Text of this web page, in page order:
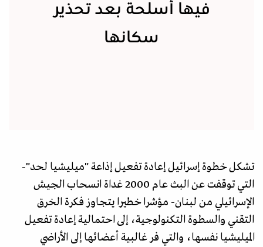
فيها أسلحة بعد تحذير
سكانها
تشكل خطوة إسرائيل إعادة تفعيل إذاعة "ميليشيا لحد"-
التي توقفت عن البث عام 2000 غداة انسحاب الجيش
الإسرائيلي من لبنان- مؤشرا خطيرا يتجاوز فكرة الخرق
التقني والسطوة التكنولوجية، إلى احتمالية إعادة تفعيل
الميليشيا نفسها، والتي فر غالبية أعضائها إلى الأراضي